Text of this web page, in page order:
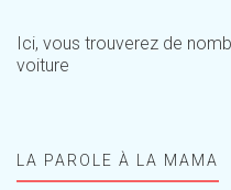
Ici, vous trouverez de
voiture
LA PAROLE À LA MAMA